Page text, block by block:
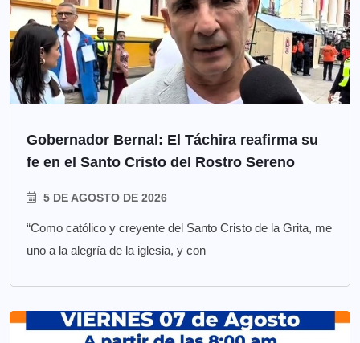
Gobernador Bernal: El Táchira reafirma su
fe en el Santo Cristo del Rostro Sereno
5 DE AGOSTO DE 2026
“Como católico y creyente del Santo Cristo de la Grita, me
uno a la alegría de la iglesia, y con